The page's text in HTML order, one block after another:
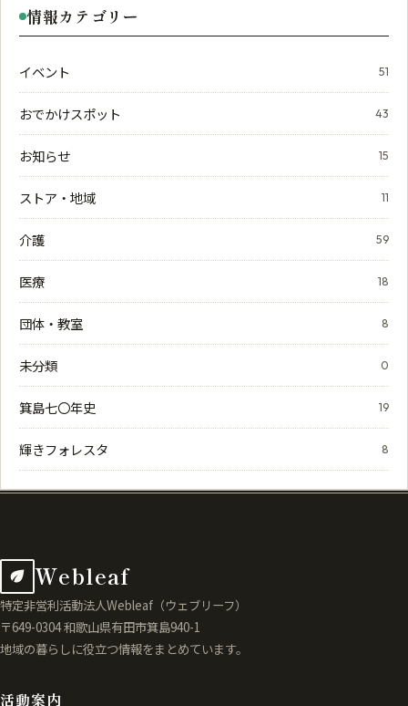
情報カテゴリー
イベント 51
おでかけスポット 43
お知らせ 15
ストア・地域 11
介護 59
医療 18
団体・教室 8
未分類 0
箕島七〇年史 19
輝きフォレスタ 8
Webleaf
特定非営利活動法人Webleaf（ウェブリーフ）
〒649-0304 和歌山県有田市箕島940-1
地域の暮らしに役立つ情報をまとめています。
活動案内